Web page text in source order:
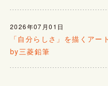
2026年07月01日
「自分らしさ」を描くア
by三菱鉛筆